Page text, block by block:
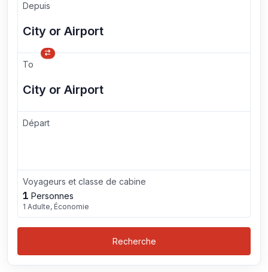
Depuis
To
Départ
Voyageurs et classe de cabine
1 Personnes
1 Adulte, Économie
Recherche